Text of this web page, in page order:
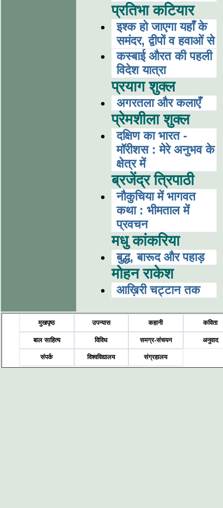
प्रतिभा कटियार
इश्क हो जाएगा यहाँ के
समंदर, द्वीपों व हवाओं से
कस्बाई औरत की पहली
विदेश यात्रा
प्रयाग शुक्ल
अगरतला और कलाएँ
प्रेमशीला शुक्ल
दक्षिण का भारत -
मॉरीशस : मेरे अनुभव के
क्षेत्र में
ब्रजेंद्र त्रिपाठी
नौकुचिया में भागवत
कथा : भीमताल में
प्रवचन
मधु कांकरिया
बुद्ध, बारूद और पहाड़
मोहन राकेश
आख़िरी चट्टान तक
मुखपृष्ठ उपन्यास कहानी कविता
बाल साहित्य विविध समग्र-संचयन अनुवाद
संपर्क विश्वविद्यालय संग्रहालय